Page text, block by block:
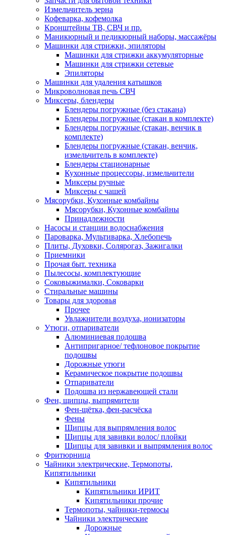
Измельчитель зерна
Кофеварка, кофемолка
Кронштейны ТВ, СВЧ и пр.
Маникюрный и педикюрный наборы, массажёры
Машинки для стрижки, эпиляторы
Машинки для стрижки аккумуляторные
Машинки для стрижки сетевые
Эпиляторы
Машинки для удаления катышков
Микроволновая печь СВЧ
Миксеры, блендеры
Блендеры погружные (без стакана)
Блендеры погружные (стакан в комплекте)
Блендеры погружные (стакан, венчик в
комплекте)
Блендеры погружные (стакан, венчик,
измельчитель в комплекте)
Блендеры стационарные
Кухонные процессоры, измельчители
Миксеры ручные
Миксеры с чашей
Мясорубки, Кухонные комбайны
Мясорубки, Кухонные комбайны
Принадлежности
Насосы и станции водоснабжения
Пароварка, Мультиварка, Хлебопечь
Плиты, Духовки, Солярогаз, Зажигалки
Приемники
Прочая быт. техника
Пылесосы, комплектующие
Соковыжималки, Соковарки
Стиральные машины
Товары для здоровья
Прочее
Увлажнители воздуха, ионизаторы
Утюги, отпариватели
Алюминиевая подошва
Антипригарное/ тефлоновое покрытие
подошвы
Дорожные утюги
Керамическое покрытие подошвы
Отпариватели
Подошва из нержавеющей стали
Фен, щипцы, выпрямители
Фен-щётка, фен-расчёска
Фены
Щипцы для выпрямления волос
Щипцы для завивки волос/ плойки
Щипцы для завивки и выпрямления волос
Фритюрница
Чайники электрические, Термопоты,
Кипятильники
Кипятильники
Кипятильники ИРИТ
Кипятильники прочие
Термопоты, чайники-термосы
Чайники электрические
Дорожные